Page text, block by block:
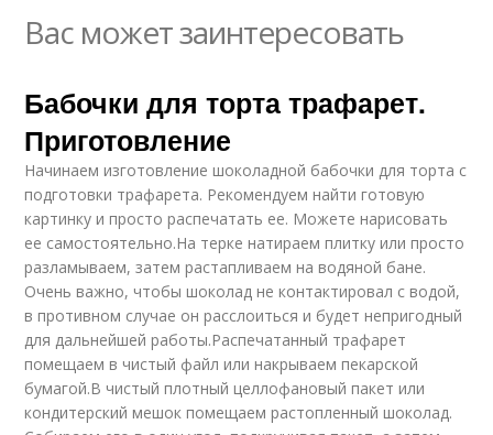
Вас может заинтересовать
Бабочки для торта трафарет.
Приготовление
Начинаем изготовление шоколадной бабочки для торта с
подготовки трафарета. Рекомендуем найти готовую
картинку и просто распечатать ее. Можете нарисовать
ее самостоятельно.На терке натираем плитку или просто
разламываем, затем растапливаем на водяной бане.
Очень важно, чтобы шоколад не контактировал с водой,
в противном случае он расслоиться и будет непригодный
для дальнейшей работы.Распечатанный трафарет
помещаем в чистый файл или накрываем пекарской
бумагой.В чистый плотный целлофановый пакет или
кондитерский мешок помещаем растопленный шоколад.